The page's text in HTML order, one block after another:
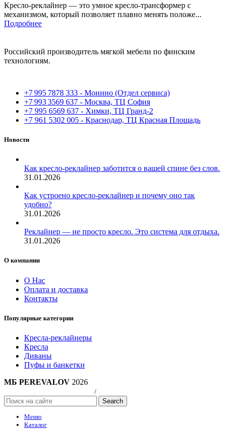
Кресло-реклайнер — это умное кресло-трансформер с
механизмом, который позволяет плавно менять положе...
Подробнее
Российский производитель мягкой мебели по финским
технологиям.
+7 995 7878 333 - Монино (Отдел сервиса)
+7 993 3569 637 - Москва, ТЦ София
+7 995 6569 637 - Химки, ТЦ Гранд-2
+7 961 5302 005 - Краснодар, ТЦ Красная Площадь
Новости
Как кресло-реклайнер заботится о вашей спине без слов.
31.01.2026
Как устроено кресло-реклайнер и почему оно так
удобно?
31.01.2026
Реклайнер — не просто кресло. Это система для отдыха.
31.01.2026
О компании
О Нас
Оплата и доставка
Контакты
Популярные категории
Кресла-реклайнеры
Кресла
Диваны
Пуфы и банкетки
МБ PEREVALOV 2026
/
Search
Меню
Каталог